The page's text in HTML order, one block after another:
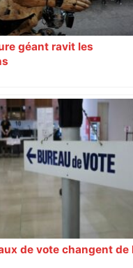
géant ravit les
de vote changent de